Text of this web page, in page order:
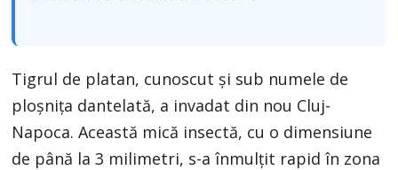
Tigrul de platan, cunoscut și sub numele de
ploșnița dantelată, a invadat din nou Cluj-
Napoca. Această mică insectă, cu o dimensiune
de până la 3 milimetri, s-a înmulțit rapid în zona